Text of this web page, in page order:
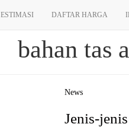
ESTIMASI DAFTAR HARGA
bahan tas
News
Jenis-